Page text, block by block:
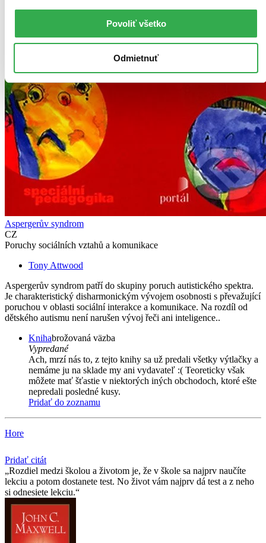
Povoliť všetko
Odmietnuť
Aspergerův syndrom
CZ
Poruchy sociálních vztahů a komunikace
Tony Attwood
Aspergerův syndrom patří do skupiny poruch autistického spektra.
Je charakteristický disharmonickým vývojem osobnosti s převažující
poruchou v oblasti sociální interakce a komunikace. Na rozdíl od
dětského autismu není narušen vývoj řeči ani inteligence..
Knihabrožovaná väzba
Vypredané
Ach, mrzí nás to, z tejto knihy sa už predali všetky výtlačky a
nemáme ju na sklade my ani vydavateľ :( Teoreticky však
môžete mať šťastie v niektorých iných obchodoch, ktoré ešte
nepredali posledné kusy.
Pridať do zoznamu
Hore
Pridať citát
Rozdiel medzi školou a životom je, že v škole sa najprv naučíte
lekciu a potom dostanete test. No život vám najprv dá test a z neho
si odnesiete lekciu.